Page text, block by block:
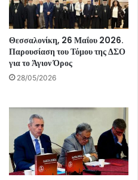
Θεσσαλονίκη, 26 Μαΐου 2026.
Παρουσίαση του Τόμου της ΔΣΟ
για το Άγιον Όρος
28/05/2026